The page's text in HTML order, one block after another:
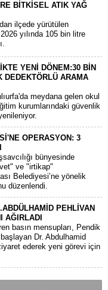
BİTKİSEL ATIK YAĞ
ilçede yürütülen
yılında 105 bin litre
YENİ DÖNEM:30 BİN
DEDEKTÖRLÜ ARAMA
meydana gelen okul
kurumlarındaki güvenlik
OPERASYON: 3
bünyesinde
ve "irtikap"
Belediyesi’ne yönelik
düzenlendi.
PEHLİVAN
AĞIRLADI
basın mensupları, Pendik
Dr. Abdulhamid
ederek yeni görevi için